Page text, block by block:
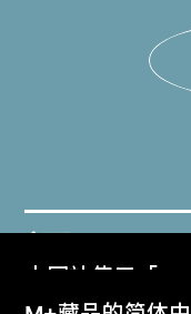
本网站使用「
门票
Get Tickets